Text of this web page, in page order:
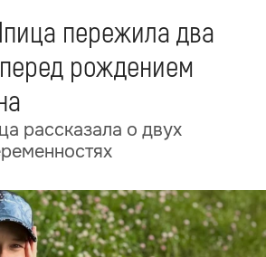
пережила два
рождением
рассказала о двух